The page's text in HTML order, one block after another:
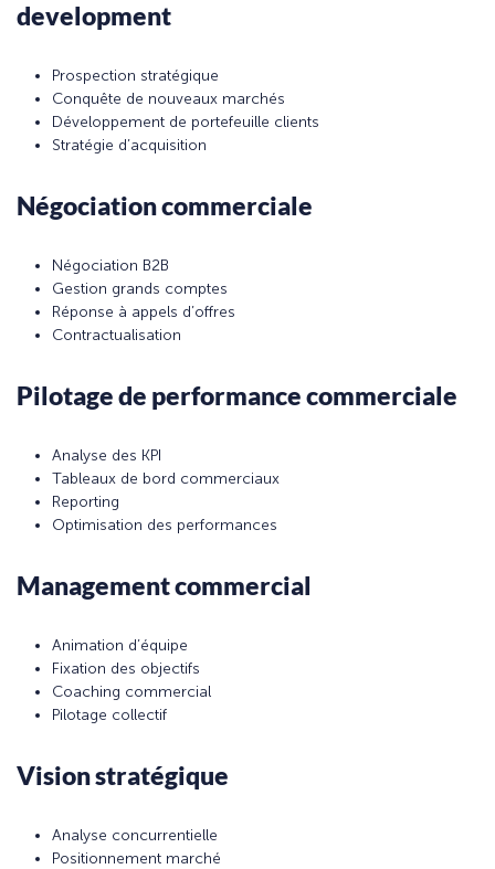
development
Prospection stratégique
Conquête de nouveaux marchés
Développement de portefeuille clients
Stratégie d’acquisition
Négociation commerciale
Négociation B2B
Gestion grands comptes
Réponse à appels d’offres
Contractualisation
Pilotage de performance commerciale
Analyse des KPI
Tableaux de bord commerciaux
Reporting
Optimisation des performances
Management commercial
Animation d’équipe
Fixation des objectifs
Coaching commercial
Pilotage collectif
Vision stratégique
Analyse concurrentielle
Positionnement marché